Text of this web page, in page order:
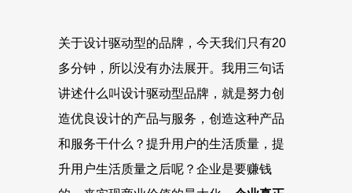
关于设计驱动型的品牌，今天我们只有20
多分钟，所以没有办法展开。我用三句话
讲述什么叫设计驱动型品牌，就是努力创
造优良设计的产品与服务，创造这种产品
和服务干什么？提升用户的生活质量，提
升用户生活质量之后呢？企业是要赚钱